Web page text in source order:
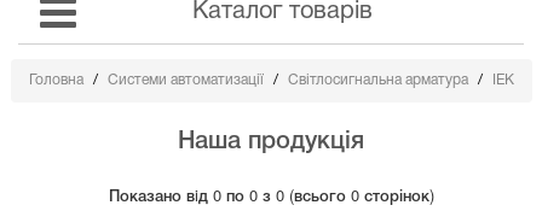
Каталог товарів
Головна Системи автоматизації Світлосигнальна арматура ІЕК
Наша продукція
Показано вiд 0 по 0 з 0 (всього 0 сторінок)